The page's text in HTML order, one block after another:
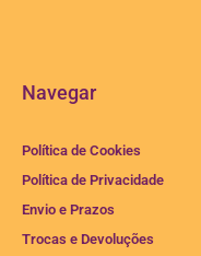
Navegar
Política de Cookies
Política de Privacidade
Envio e Prazos
Trocas e Devoluções